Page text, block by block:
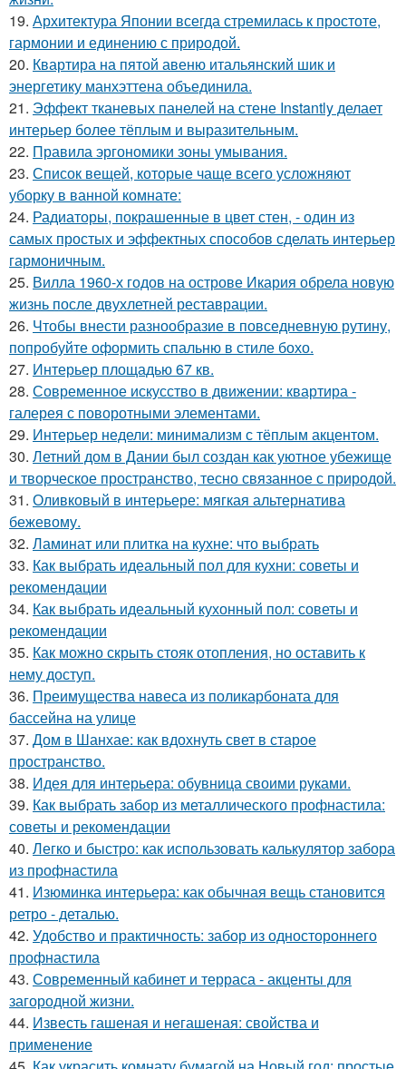
19. Архитектура Японии всегда стремилась к простоте,
гармонии и единению с природой.
20. Квартира на пятой авеню итальянский шик и
энергетику манхэттена объединила.
21. Эффект тканевых панелей на стене Instantly делает
интерьер более тёплым и выразительным.
22. Правила эргономики зоны умывания.
23. Список вещей, которые чаще всего усложняют
уборку в ванной комнате:
24. Радиаторы, покрашенные в цвет стен, - один из
самых простых и эффектных способов сделать интерьер
гармоничным.
25. Вилла 1960-х годов на острове Икария обрела новую
жизнь после двухлетней реставрации.
26. Чтобы внести разнообразие в повседневную рутину,
попробуйте оформить спальню в стиле бохо.
27. Интерьер площадью 67 кв.
28. Современное искусство в движении: квартира -
галерея с поворотными элементами.
29. Интерьер недели: минимализм с тёплым акцентом.
30. Летний дом в Дании был создан как уютное убежище
и творческое пространство, тесно связанное с природой.
31. Оливковый в интерьере: мягкая альтернатива
бежевому.
32. Ламинат или плитка на кухне: что выбрать
33. Как выбрать идеальный пол для кухни: советы и
рекомендации
34. Как выбрать идеальный кухонный пол: советы и
рекомендации
35. Как можно скрыть стояк отопления, но оставить к
нему доступ.
36. Преимущества навеса из поликарбоната для
бассейна на улице
37. Дом в Шанхае: как вдохнуть свет в старое
пространство.
38. Идея для интерьера: обувница своими руками.
39. Как выбрать забор из металлического профнастила:
советы и рекомендации
40. Легко и быстро: как использовать калькулятор забора
из профнастила
41. Изюминка интерьера: как обычная вещь становится
ретро - деталью.
42. Удобство и практичность: забор из одностороннего
профнастила
43. Современный кабинет и терраса - акценты для
загородной жизни.
44. Известь гашеная и негашеная: свойства и
применение